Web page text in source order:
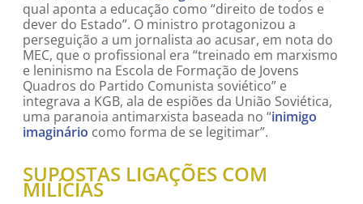
qual aponta a educação como “direito de todos e
dever do Estado”. O ministro protagonizou a
perseguição a um jornalista ao acusar, em nota do
MEC, que o profissional era “treinado em marxismo
e leninismo na Escola de Formação de Jovens
Quadros do Partido Comunista soviético” e
integrava a KGB, ala de espiões da União Soviética,
uma paranoia antimarxista baseada no “inimigo
imaginário como forma de se legitimar”.
SUPOSTAS LIGAÇÕES COM
MILÍCIAS